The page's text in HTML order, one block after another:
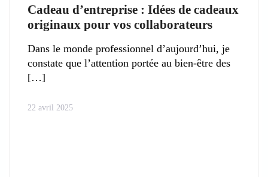
Cadeau d’entreprise : Idées de cadeaux
originaux pour vos collaborateurs
Dans le monde professionnel d’aujourd’hui, je
constate que l’attention portée au bien-être des
22 avril 2025